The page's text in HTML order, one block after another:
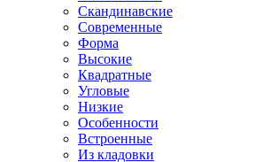
Скандинавские
Современные
Форма
Высокие
Квадратные
Угловые
Низкие
Особенности
Встроенные
Из кладовки